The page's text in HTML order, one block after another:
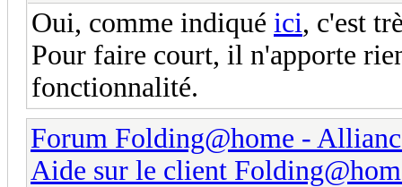
Oui, comme indiqué ici, c'est
Pour faire court, il n'apporte
fonctionnalité.
Forum Folding@home -
Aide sur le client